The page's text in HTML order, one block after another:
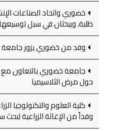
خضوري واتحاد الصناعات
طلبة، ويبحثان في سبل توسيعها
وفد من خضوري يزور جامعة
جامعة خضوري بالتعاون مع
حول مرض الثلاسيميا
كلية العلوم والتكنولوجيا
وفداً من الإغاثة الزراعية